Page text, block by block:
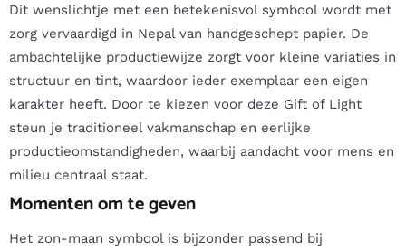
Dit wenslichtje met een betekenisvol symbool wordt met
zorg vervaardigd in Nepal van handgeschept papier. De
ambachtelijke productiewijze zorgt voor kleine variaties in
structuur en tint, waardoor ieder exemplaar een eigen
karakter heeft. Door te kiezen voor deze Gift of Light
steun je traditioneel vakmanschap en eerlijke
productieomstandigheden, waarbij aandacht voor mens en
milieu centraal staat.
Momenten om te geven
Het zon-maan symbool is bijzonder passend bij